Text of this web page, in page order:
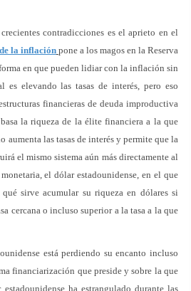
contradicciones es el aprieto en el
la inflaciónpone a los magos en la Reserva
en que pueden lidiar con la inflación sin
es elevando las tasas de interés, pero eso
financieras de deuda improductiva
la riqueza de la élite financiera a la que
aumenta las tasas de interés y permite que la
el mismo sistema aún más directamente al
el dólar estadounidense, en el que
sirve acumular su riqueza en dólares si
cercana o incluso superior a la tasa a la que
está perdiendo su encanto incluso
financiarización que preside y sobre la que
ha estrangulado durante las